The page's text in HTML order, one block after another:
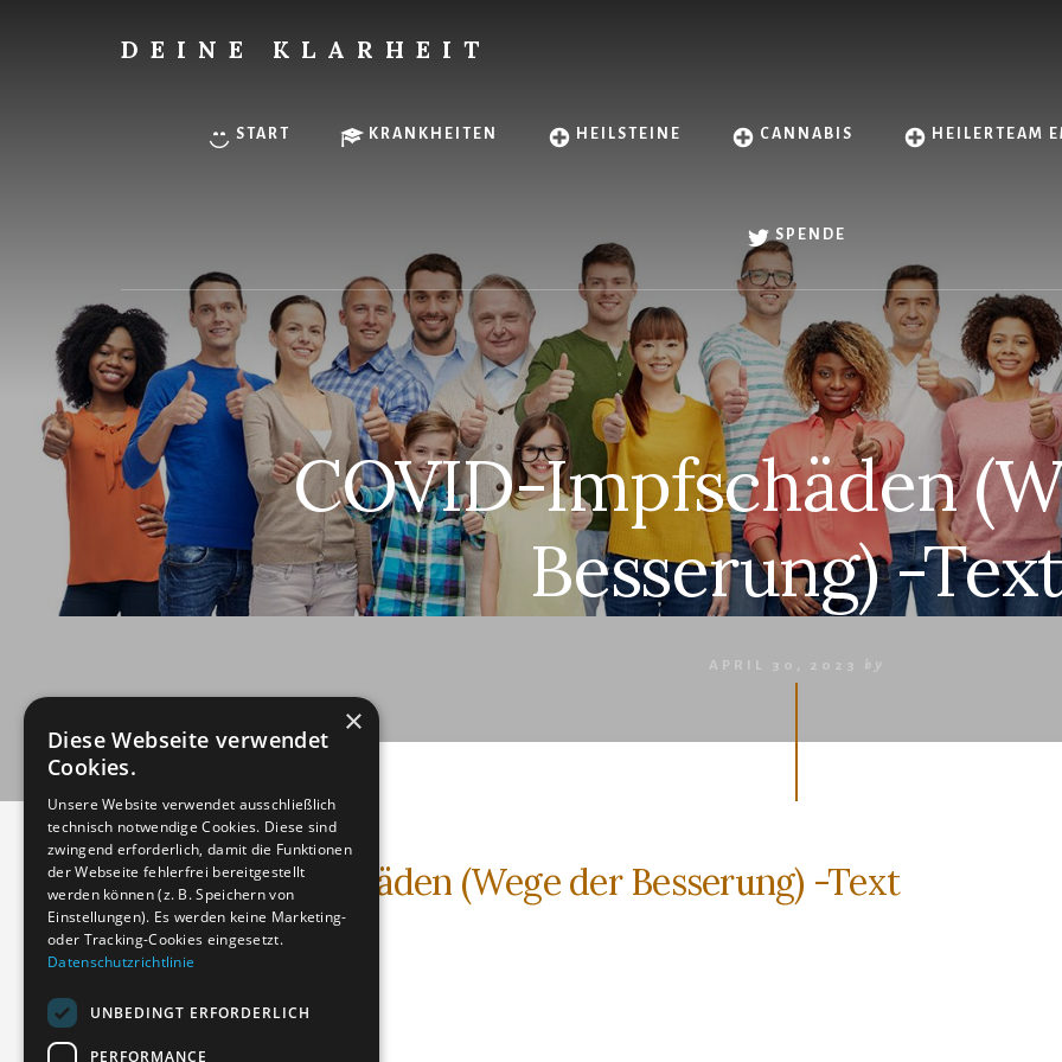
DEINE KLARHEIT
START KRANKHEITEN HEILSTEINE CANNABIS HEILERTEAM
SPENDE
COVID-Impfschäden
Besserung) -Text
APRIL 30, 2023 by
COVID-Impfschäden (Wege der Besserung) -Text
Text (PDF)
Dateigröße: 168.44 KB
Erstellt: 30-04-2023
Aktualisiert: 14-02-2024
×
Diese Webseite verwendet
Cookies.
Unsere Website verwendet ausschließlich
technisch notwendige Cookies. Diese sind
zwingend erforderlich, damit die Funktionen
der Webseite fehlerfrei bereitgestellt
werden können (z. B. Speichern von
Einstellungen). Es werden keine Marketing-
oder Tracking-Cookies eingesetzt.
Datenschutzrichtlinie
UNBEDINGT ERFORDERLICH
PERFORMANCE